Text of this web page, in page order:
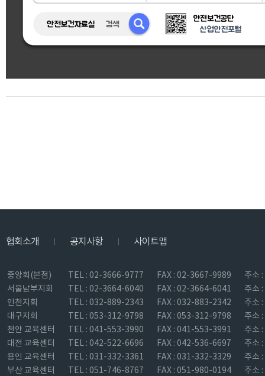
협회소개 공지사항 사이트맵
중앙회(본점) TEL : 02-3666-9777 FAX : 02-3667-9989
주소
서울남부지회
TEL : 02-3664-6040 FAX : 02-3664-6041
주소
인천지회
TEL : 032-889-2343 FAX : 032-883-2342
주소
대구지회
TEL : 053-312-9798 FAX : 053-312-9798
주소
천안 교육센터
TEL : 041-553-3990 FAX : 041-553-3991
주소
대전 교육센터
TEL : 042-522-6696 FAX : 042-536-6697
주소
용인 교육센터
TEL : 031-332-3361 FAX : 031-332-3329
주소
부산 교육센터
TEL : 051-746-8767 FAX : 051-980-0194 주소